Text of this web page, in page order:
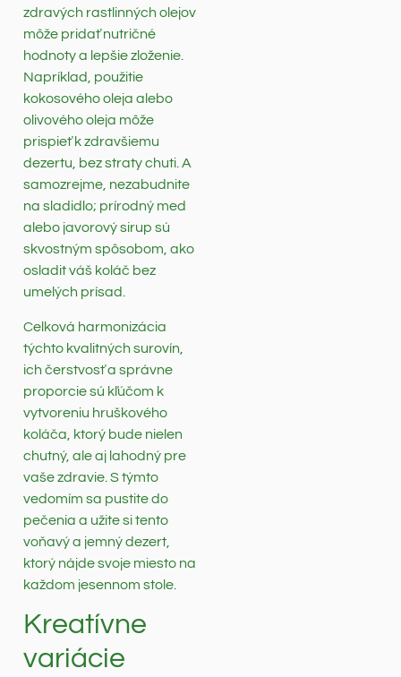
zdravých rastlinných olejov
môže pridať nutričné
hodnoty a lepšie zloženie.
Napríklad, použitie
kokosového oleja alebo
olivového oleja môže
prispieť k zdravšiemu
dezertu, bez straty chuti. A
samozrejme, nezabudnite
na sladidlo; prírodný med
alebo javorový sirup sú
skvostným spôsobom, ako
osladit váš koláč bez
umelých prísad.
Celková harmonizácia
týchto kvalitných surovín,
ich čerstvosť a správne
proporcie sú kľúčom k
vytvoreniu hruškového
koláča, ktorý bude nielen
chutný, ale aj lahodný pre
vaše zdravie. S týmto
vedomím sa pustite do
pečenia a užite si tento
voňavý a jemný dezert,
ktorý nájde svoje miesto na
každom jesennom stole.
Kreatívne
variácie